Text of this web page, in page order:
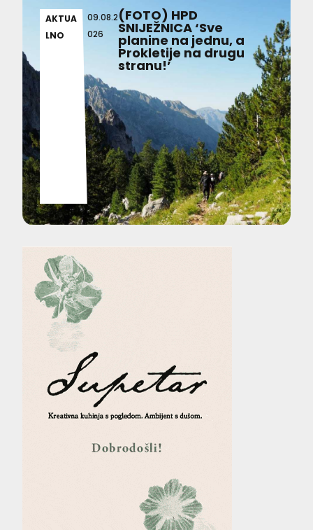
AKTUA
LNO
09.08.2
026
(FOTO) HPD
SNIJEŽNICA ‘Sve
planine na jednu, a
Prokletije na drugu
stranu!’